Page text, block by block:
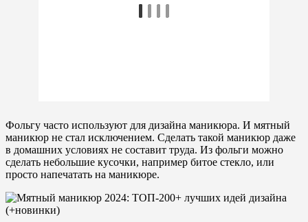
Фольгу часто используют для дизайна маникюра. И мятный
маникюр не стал исключением. Сделать такой маникюр даже
в домашних условиях не составит труда. Из фольги можно
сделать небольшие кусочки, например битое стекло, или
просто напечатать на маникюре.